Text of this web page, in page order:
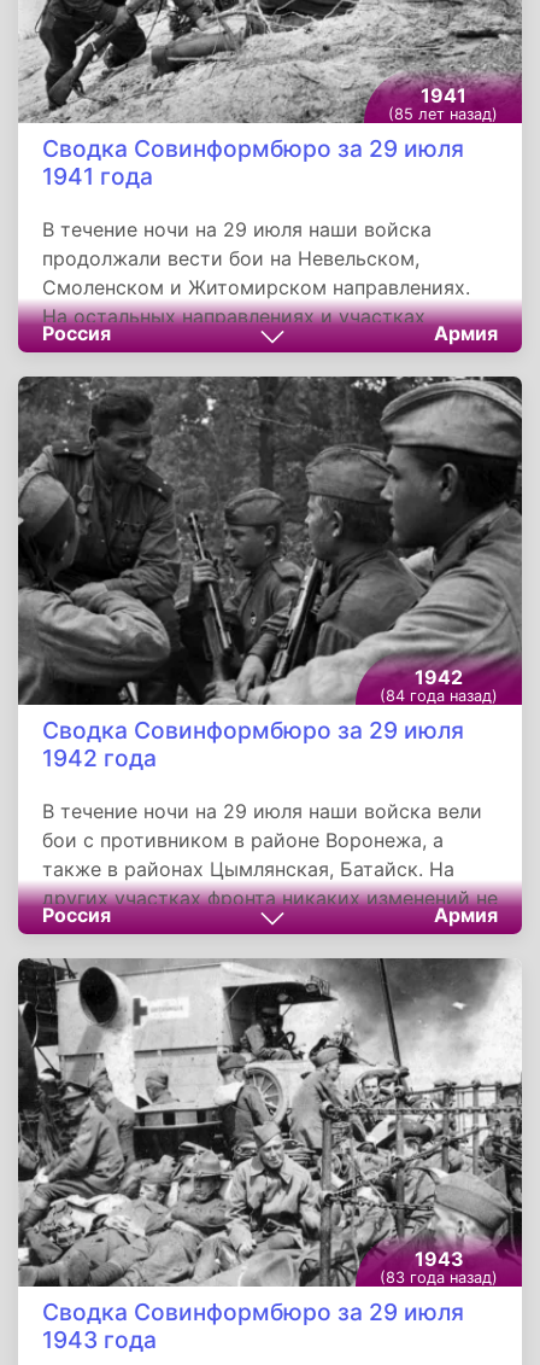
1941
(85 лет назад)
Сводка Совинформбюро за 29 июля
1941 года
В течение ночи на 29 июля наши войска
продолжали вести бои на Невельском,
Смоленском и Житомирском направлениях.
На остальных направлениях и участках
фронта чего-либо существенного не
произошло. Наша авиация совместно с
наземными войсками наносила удары по
крупным группировкам противника и по
авиации на его аэродромах.
Россия Армия
1942
(84 года назад)
Сводка Совинформбюро за 29 июля
1942 года
В течение ночи на 29 июля наши войска вели
бои с противником в районе Воронежа, а
также в районах Цымлянская, Батайск. На
других участках фронта никаких изменений не
произошло. В районе Воронежа продолжались
бои, в ходе которых немецко-фашистские
войска несут большие потери. Одно наше
пехотное соединение за десять дней
уничтожило 10.800 немецких солдат и
офицеров, 158 танков, 28 самолётов и 88
автомашин. Захвачены 24 орудия, 90
пулемётов, 14 миномётов, много снарядов и
другие трофеи.
Россия Армия
1943
(83 года назад)
Сводка Совинформбюро за 29 июля
1943 года